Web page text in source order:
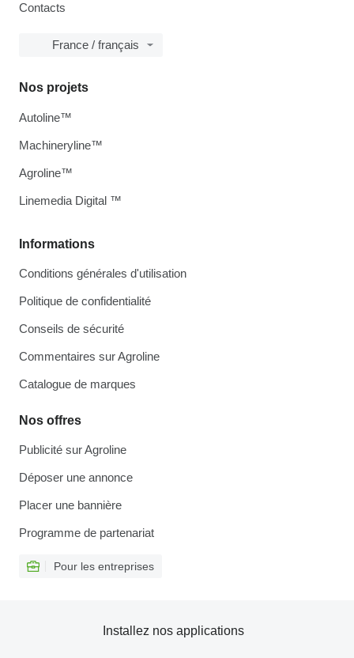
Contacts
France / français
Informations
Conditions générales d'utilisation
Politique de confidentialité
Conseils de sécurité
Commentaires sur Agroline
Catalogue de marques
Nos offres
Publicité sur Agroline
Déposer une annonce
Placer une bannière
Programme de partenariat
Pour les entreprises
Nos projets
Autoline™
Machineryline™
Agroline™
Linemedia Digital ™
Installez nos applications